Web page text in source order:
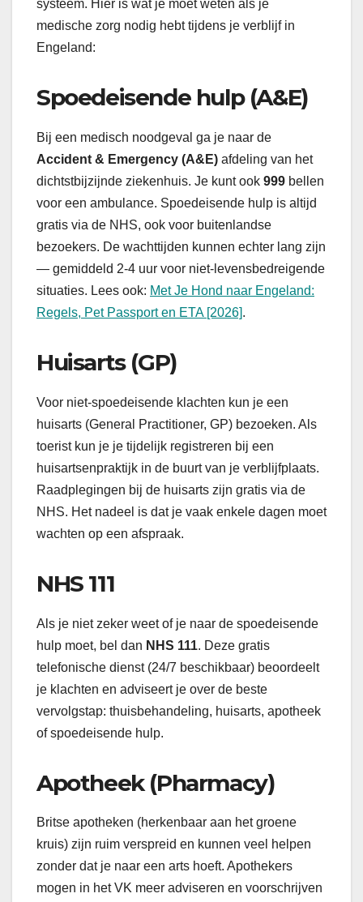
systeem. Hier is wat je moet weten als je
medische zorg nodig hebt tijdens je verblijf in
Engeland:
Spoedeisende hulp (A&E)
Bij een medisch noodgeval ga je naar de
Accident & Emergency (A&E) afdeling van het
dichtstbijzijnde ziekenhuis. Je kunt ook 999 bellen
voor een ambulance. Spoedeisende hulp is altijd
gratis via de NHS, ook voor buitenlandse
bezoekers. De wachttijden kunnen echter lang zijn
— gemiddeld 2-4 uur voor niet-levensbedreigende
situaties. Lees ook: Met Je Hond naar Engeland:
Regels, Pet Passport en ETA [2026].
Huisarts (GP)
Voor niet-spoedeisende klachten kun je een
huisarts (General Practitioner, GP) bezoeken. Als
toerist kun je je tijdelijk registreren bij een
huisartsenpraktijk in de buurt van je verblijfplaats.
Raadplegingen bij de huisarts zijn gratis via de
NHS. Het nadeel is dat je vaak enkele dagen moet
wachten op een afspraak.
NHS 111
Als je niet zeker weet of je naar de spoedeisende
hulp moet, bel dan NHS 111. Deze gratis
telefonische dienst (24/7 beschikbaar) beoordeelt
je klachten en adviseert je over de beste
vervolgstap: thuisbehandeling, huisarts, apotheek
of spoedeisende hulp.
Apotheek (Pharmacy)
Britse apotheken (herkenbaar aan het groene
kruis) zijn ruim verspreid en kunnen veel helpen
zonder dat je naar een arts hoeft. Apothekers
mogen in het VK meer adviseren en voorschrijven